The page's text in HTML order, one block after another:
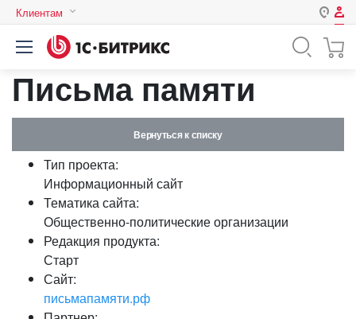
Клиентам
Казахстан
Авторизация
Логин
Пароль
Запомнить меня на этом
Письма памяти
Вернуться к списку
Тип проекта:
Информационный сайт
Тематика сайта:
Общественно-политические организации
Редакция продукта:
Старт
Сайт:
письмапамяти.рф